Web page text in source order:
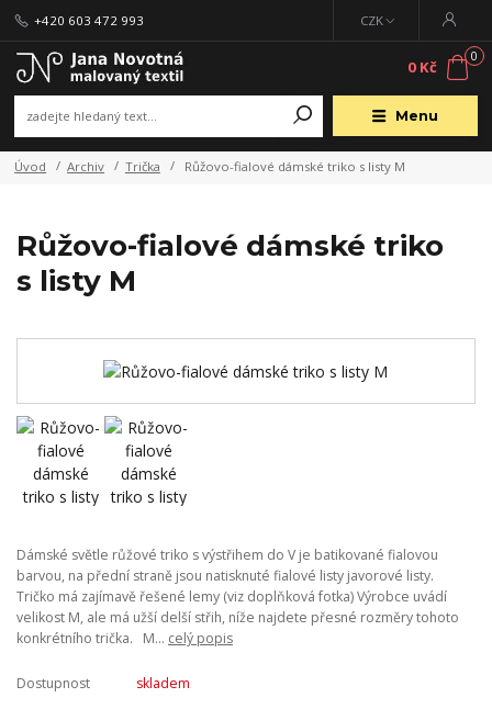
Menu
CZK
+420 603 472 993
0
0 Kč
Úvod Archiv Trička Růžovo-fialové dámské triko s listy M
Růžovo-fialové dámské triko
s listy M
Dámské světle růžové triko s výstřihem do V je batikované fialovou
barvou, na přední straně jsou natisknuté fialové listy javorové listy.
Tričko má zajímavě řešené lemy (viz doplňková fotka) Výrobce uvádí
velikost M, ale má užší delší střih, níže najdete přesné rozměry tohoto
konkrétního trička. M... celý popis
Dostupnost skladem